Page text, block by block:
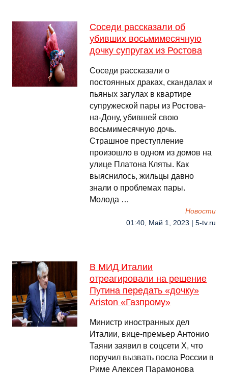
Соседи рассказали об
убивших восьмимесячную
дочку супругах из Ростова
Соседи рассказали о
постоянных драках, скандалах и
пьяных загулах в квартире
супружеской пары из Ростова-
на-Дону, убившей свою
восьмимесячную дочь.
Страшное преступление
произошло в одном из домов на
улице Платона Кляты. Как
выяснилось, жильцы давно
знали о проблемах пары.
Молода …
Новости
01:40, Май 1, 2023 | 5-tv.ru
В МИД Италии
отреагировали на решение
Путина передать «дочку»
Ariston «Газпрому»
Министр иностранных дел
Италии, вице-премьер Антонио
Таяни заявил в соцсети X, что
поручил вызвать посла России в
Риме Алексея Парамонова